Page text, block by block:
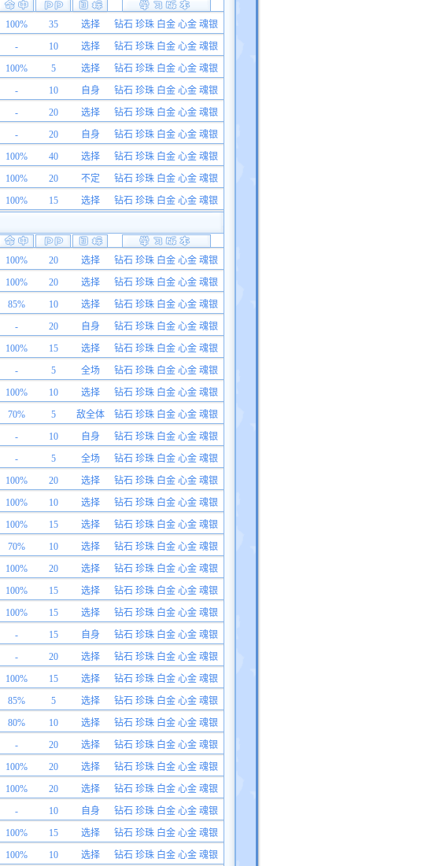
100% 35 选择
钻石 珍珠 白金 心金 魂银
- 10 选择
钻石 珍珠 白金 心金 魂银
100% 5 选择
钻石 珍珠 白金 心金 魂银
- 10 自身
钻石 珍珠 白金 心金 魂银
- 20 选择
钻石 珍珠 白金 心金 魂银
- 20 自身
钻石 珍珠 白金 心金 魂银
100% 40 选择
钻石 珍珠 白金 心金 魂银
100% 20 不定
钻石 珍珠 白金 心金 魂银
100% 15 选择 钻石 珍珠 白金 心金 魂银
100% 20 选择
钻石 珍珠 白金 心金 魂银
100% 20 选择
钻石 珍珠 白金 心金 魂银
85% 10 选择
钻石 珍珠 白金 心金 魂银
- 20 自身
钻石 珍珠 白金 心金 魂银
100% 15 选择
钻石 珍珠 白金 心金 魂银
- 5 全场
钻石 珍珠 白金 心金 魂银
100% 10 选择
钻石 珍珠 白金 心金 魂银
70% 5 敌全体
钻石 珍珠 白金 心金 魂银
- 10 自身
钻石 珍珠 白金 心金 魂银
- 5 全场
钻石 珍珠 白金 心金 魂银
100% 20 选择
钻石 珍珠 白金 心金 魂银
100% 10 选择
钻石 珍珠 白金 心金 魂银
100% 15 选择
钻石 珍珠 白金 心金 魂银
70% 10 选择
钻石 珍珠 白金 心金 魂银
100% 20 选择
钻石 珍珠 白金 心金 魂银
100% 15 选择
钻石 珍珠 白金 心金 魂银
100% 15 选择
钻石 珍珠 白金 心金 魂银
- 15 自身
钻石 珍珠 白金 心金 魂银
- 20 选择
钻石 珍珠 白金 心金 魂银
100% 15 选择
钻石 珍珠 白金 心金 魂银
85% 5 选择
钻石 珍珠 白金 心金 魂银
80% 10 选择
钻石 珍珠 白金 心金 魂银
- 20 选择
钻石 珍珠 白金 心金 魂银
100% 20 选择
钻石 珍珠 白金 心金 魂银
100% 20 选择
钻石 珍珠 白金 心金 魂银
- 10 自身
钻石 珍珠 白金 心金 魂银
100% 15 选择
钻石 珍珠 白金 心金 魂银
100% 10 选择
钻石 珍珠 白金 心金 魂银